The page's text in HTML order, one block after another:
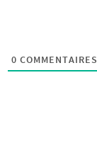
0 COMMENTAIRES